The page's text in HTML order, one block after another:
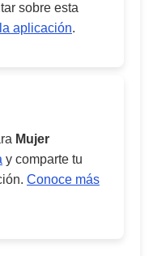
sobre esta
aplicación.
Mujer
y comparte tu
Conoce más